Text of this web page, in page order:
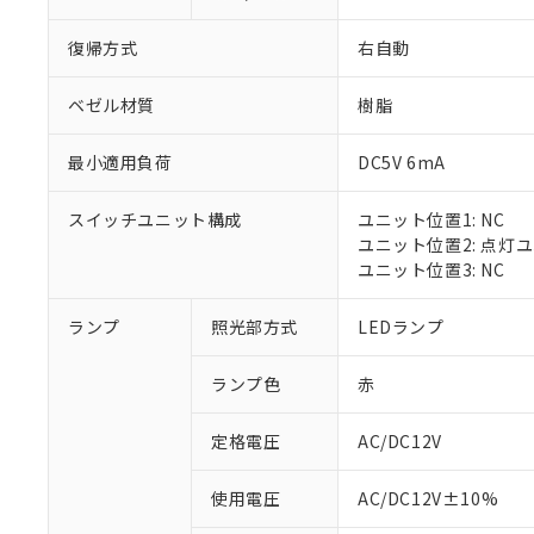
復帰方式 右自動
ベゼル材質 樹脂
最小適用負荷 DC5V 6mA
スイッチユニット構成
ユニット位置1: NC
ユニット位置2: 点灯
ユニット位置3: NC
ランプ 照光部方式 LEDランプ
ランプ色 赤
定格電圧 AC/DC12V
使用電圧 AC/DC12V±10%
ご利用条件
※1 対応状況
調査・確認中：
非該当品：ライセ
仕入先様の事情に
があります。
※1 中国